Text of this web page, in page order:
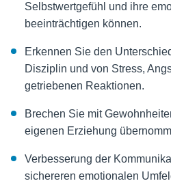
Selbstwertgefühl und ihre
beeinträchtigen können.
Erkennen Sie den
Disziplin und von Stress,
getriebenen Reaktionen.
Brechen Sie mit
eigenen Erziehung
Verbesserung der
sichereren emotionalen